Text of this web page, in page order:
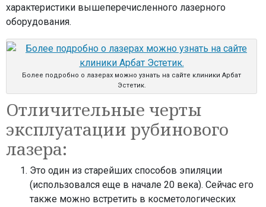
характеристики вышеперечисленного лазерного
оборудования.
Более подробно о лазерах можно узнать на сайте клиники Арбат
Эстетик.
Отличительные черты
эксплуатации рубинового
лазера:
Это один из старейших способов эпиляции
(использовался еще в начале 20 века). Сейчас его
также можно встретить в косметологических